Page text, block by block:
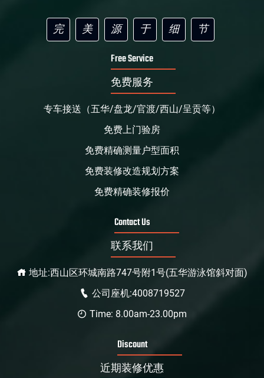
完 美 源 于 细
节
Free Service
免费服务
专车接送（五华/盘龙/官渡/西山/呈贡等）
免费上门验房
免费精确测量户型面积
免费装修改造规划方案
免费精确装修报价
Contact Us
联系我们
地址:西山区环城南路747号附1号(五华游泳馆斜对面)
公司座机:4008719527
Time: 8.00am-23.00pm
Discount
近期装修优惠